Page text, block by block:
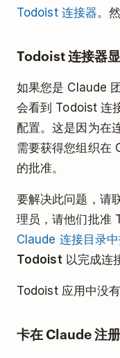
Todoist 连接器。
Todoist 连接器
如果您是 Claude
会看到 Todoist 连
配置。这是因为在
需要获得您组织在
的批准。
要解决此问题，请
理员，请他们批准
Claude 连接目录
Todoist 以完成连
Todoist 应用中没
卡在 Claude 注